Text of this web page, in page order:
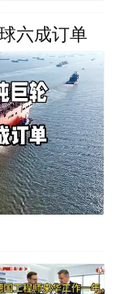
六成订单